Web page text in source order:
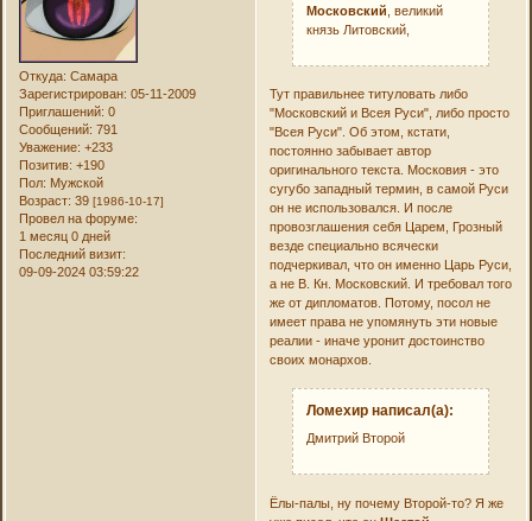
Откуда: Самара
Зарегистрирован: 05-11-2009
Приглашений: 0
Сообщений: 791
Уважение: +233
Позитив: +190
Пол: Мужской
Возраст: 39[1986-10-17]
Провел на форуме:
1 месяц 0 дней
Последний визит:
09-09-2024 03:59:22
Московский , великий
князь Литовский,
Тут правильнее титуловать либо
"Московский и Всея Руси", либо просто
"Всея Руси". Об этом, кстати,
постоянно забывает автор
оригинального текста. Московия - это
сугубо западный термин, в самой Руси
он не использовался. И после
провозглашения себя Царем, Грозный
везде специально всячески
подчеркивал, что он именно Царь Руси,
а не В. Кн. Московский. И требовал того
же от дипломатов. Потому, посол не
имеет права не упомянуть эти новые
реалии - иначе уронит достоинство
своих монархов.
Ломехир написал(а):
Дмитрий Второй
Ёлы-палы, ну почему Второй-то? Я же